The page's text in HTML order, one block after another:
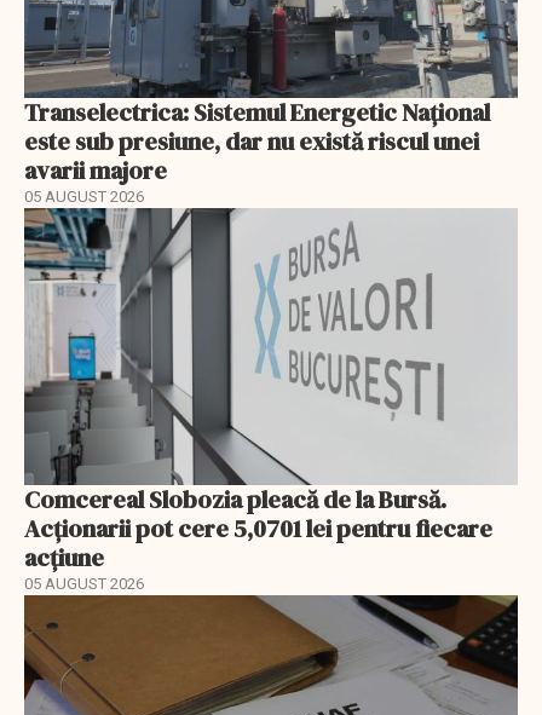
Transelectrica: Sistemul Energetic Național
este sub presiune, dar nu există riscul unei
avarii majore
05 AUGUST 2026
Comcereal Slobozia pleacă de la Bursă.
Acționarii pot cere 5,0701 lei pentru fiecare
acțiune
05 AUGUST 2026